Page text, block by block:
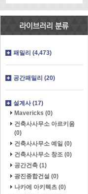
패밀리 (4,473)
공간패밀리 (20)
설계사 (17)
Mavericks (0)
건축사사무소 아르키움
(0)
건축사사무소 예일 (0)
건축사사무소 창조 (0)
공간건축 (1)
광진종합건설 (0)
나카에 아키텍츠 (0)